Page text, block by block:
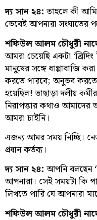
দ্য সান ২৪:তাহলে কী আমি
ভেবেই আপনারা সংঘাতের
শফিউল আলম চৌধুরী
আমরা চেয়েছি একটা
মানুষের সঙ্গে ধাপ্পাবাজি
করতে পারবে; অনুভব করতে
হয়েছিল! তাছাড়া দলীয়
নিরাপত্তার কথাও আমাদের
আমরা চাইনি।
এজন্য আমর সময় নিচ্ছি।
প্রধান কর্তব্য।
দ্য সান ২৪: আপনি বলছেন
আপনারা। সেই সময়টা কি
লিখতে পারি যে আপনারা
শফিউল আলম চৌধুরী